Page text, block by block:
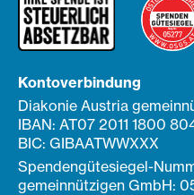
Kontoverbindung
Diakonie Austria
IBAN: AT07 2011 1800
BIC: GIBAATWWXXX
Spendengütesiegel-
gemeinnützigen GmbH: